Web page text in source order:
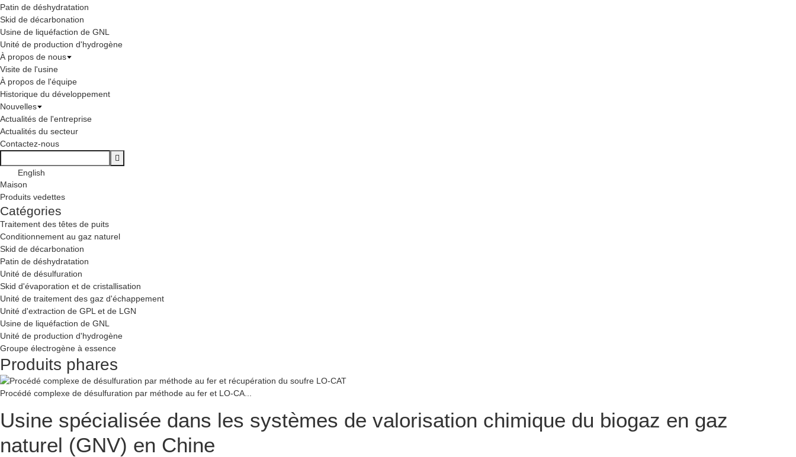
Patin de déshydratation
Skid de décarbonation
Usine de liquéfaction de GNL
Unité de production d'hydrogène
À propos de nous
Visite de l'usine
À propos de l'équipe
Historique du développement
Nouvelles
Actualités de l'entreprise
Actualités du secteur
Contactez-nous
English
Maison
Produits vedettes
Catégories
Traitement des têtes de puits
Conditionnement au gaz naturel
Skid de décarbonation
Patin de déshydratation
Unité de désulfuration
Skid d'évaporation et de cristallisation
Unité de traitement des gaz d'échappement
Unité d'extraction de GPL et de LGN
Usine de liquéfaction de GNL
Unité de production d'hydrogène
Groupe électrogène à essence
Produits phares
Procédé complexe de désulfuration par méthode au fer et LO-CA...
Usine spécialisée dans les systèmes de valorisation chimique du biogaz en gaz
naturel (GNV) en Chine